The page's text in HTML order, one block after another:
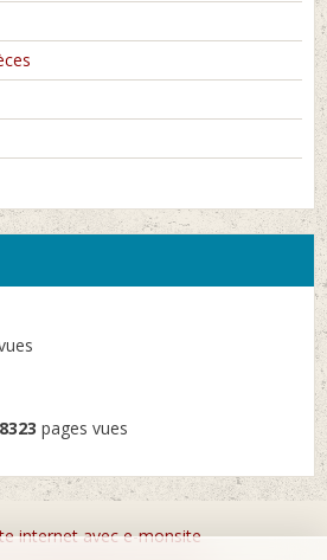
pages vues
internet avec e-monsite